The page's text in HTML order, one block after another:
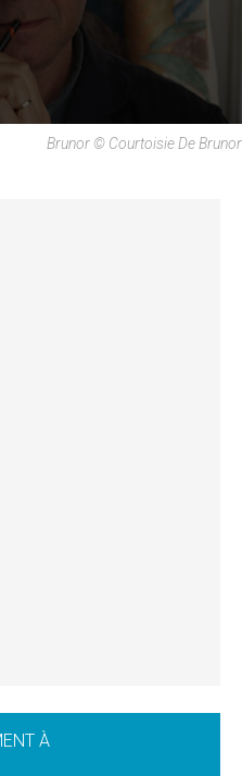
Brunor © Courtoisie De Brunor
À